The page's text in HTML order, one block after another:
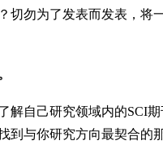
勿为了发表而发表，
自己研究领域内的SCI
与你研究方向最契合